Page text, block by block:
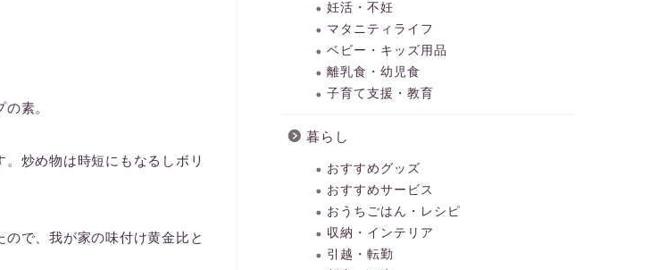
素。
炒め物は時短にもなるしボリ
で、我が家の味付け黄金比と
妊活・不妊
マタニティライフ
ベビー・キッズ用品
離乳食・幼児食
子育て支援・教育
暮らし
おすすめグッズ
おすすめサービス
おうちごはん・レシピ
収納・インテリア
引越・転勤